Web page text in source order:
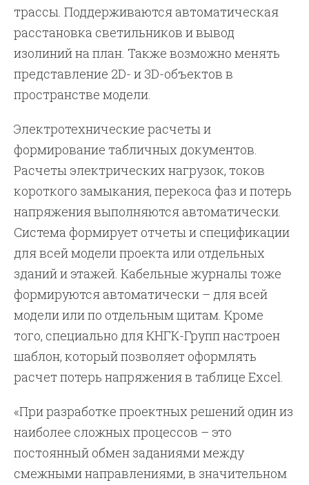
трассы. Поддерживаются автоматическая
расстановка светильников и вывод
изолиний на план. Также возможно менять
представление 2D- и 3D-объектов в
пространстве модели.
Электротехнические расчеты и
формирование табличных документов.
Расчеты электрических нагрузок, токов
короткого замыкания, перекоса фаз и потерь
напряжения выполняются автоматически.
Система формирует отчеты и спецификации
для всей модели проекта или отдельных
зданий и этажей. Кабельные журналы тоже
формируются автоматически – для всей
модели или по отдельным щитам. Кроме
того, специально для КНГК-Групп настроен
шаблон, который позволяет оформлять
расчет потерь напряжения в таблице Excel.
«При разработке проектных решений один из
наиболее сложных процессов – это
постоянный обмен заданиями между
смежными направлениями, в значительном